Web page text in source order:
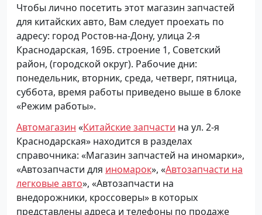
Чтобы лично посетить этот магазин запчастей
для китайских авто, Вам следует проехать по
адресу: город Ростов-на-Дону, улица 2-я
Краснодарская, 169Б. строение 1, Советский
район, (городской округ). Рабочие дни:
понедельник, вторник, среда, четверг, пятница,
суббота, время работы приведено выше в блоке
«Режим работы».
Автомагазин «Китайские запчасти на ул. 2-я
Краснодарская» находится в разделах
справочника: «Магазин запчастей на иномарки»,
«Автозапчасти для иномарок», «Автозапчасти на
легковые авто», «Автозапчасти на
внедорожники, кроссоверы» в которых
представлены адреса и телефоны по продаже